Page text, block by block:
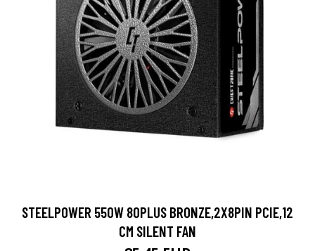
STEELPOWER 550W 80PLUS BRONZE,2X8PIN PCIE,12
CM SILENT FAN